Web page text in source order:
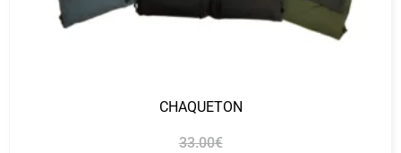
CHAQUETON
33.00€